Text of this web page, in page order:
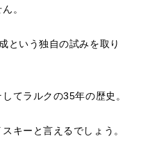
。
という独自の試みを取り
てラルクの35年の歴史。
キーと言えるでしょう。